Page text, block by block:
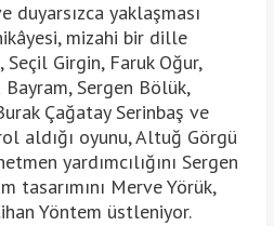
duyarsızca yaklaşması
mizahi bir dille
Girgin, Faruk Oğur,
Sergen Bölük,
Çağatay Serinbaş ve
aldığı oyunu, Altuğ Görgü
yardımcılığını Sergen
tasarımını Merve Yörük,
Yöntem üstleniyor.